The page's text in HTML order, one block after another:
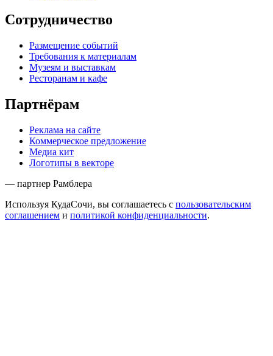
Сотрудничество
Размещение событий
Требования к материалам
Музеям и выставкам
Ресторанам и кафе
Партнёрам
Реклама на сайте
Коммерческое предложение
Медиа кит
Логотипы в векторе
— партнер Рамблера
Используя КудаСочи, вы соглашаетесь с пользовательским
соглашением и политикой конфиденциальности.